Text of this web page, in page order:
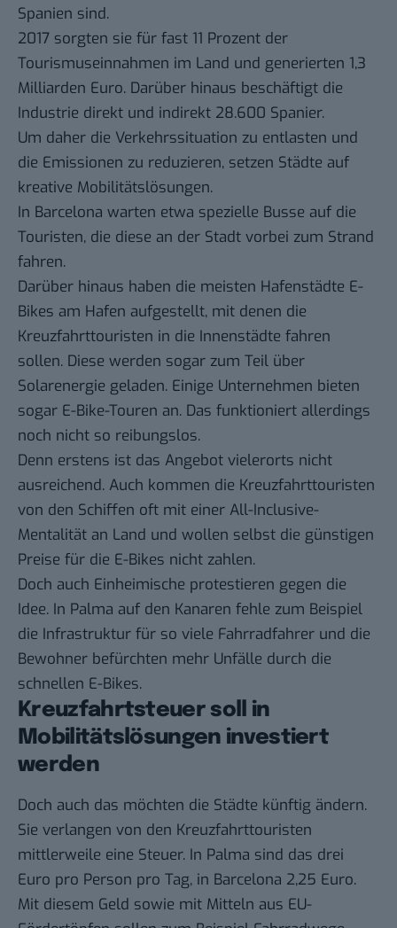
Spanien sind.
2017 sorgten sie für fast 11 Prozent der
Tourismuseinnahmen im Land und generierten 1,3
Milliarden Euro. Darüber hinaus beschäftigt die
Industrie direkt und indirekt 28.600 Spanier.
Um daher die Verkehrssituation zu entlasten und
die Emissionen zu reduzieren, setzen Städte auf
kreative Mobilitätslösungen.
In Barcelona warten etwa spezielle Busse auf die
Touristen, die diese an der Stadt vorbei zum Strand
fahren.
Darüber hinaus haben die meisten Hafenstädte E-
Bikes am Hafen aufgestellt, mit denen die
Kreuzfahrttouristen in die Innenstädte fahren
sollen. Diese werden sogar zum Teil über
Solarenergie geladen. Einige Unternehmen bieten
sogar E-Bike-Touren an. Das funktioniert allerdings
noch nicht so reibungslos.
Denn erstens ist das Angebot vielerorts nicht
ausreichend. Auch kommen die Kreuzfahrttouristen
von den Schiffen oft mit einer All-Inclusive-
Mentalität an Land und wollen selbst die günstigen
Preise für die E-Bikes nicht zahlen.
Doch auch Einheimische protestieren gegen die
Idee. In Palma auf den Kanaren fehle zum Beispiel
die Infrastruktur für so viele Fahrradfahrer und die
Bewohner befürchten mehr Unfälle durch die
schnellen E-Bikes.
Kreuzfahrtsteuer soll in
Mobilitätslösungen investiert
werden
Doch auch das möchten die Städte künftig ändern.
Sie verlangen von den Kreuzfahrttouristen
mittlerweile eine Steuer. In Palma sind das drei
Euro pro Person pro Tag, in Barcelona 2,25 Euro.
Mit diesem Geld sowie mit Mitteln aus EU-